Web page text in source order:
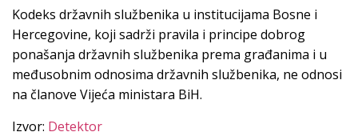
Kodeks državnih službenika u institucijama Bosne i
Hercegovine, koji sadrži pravila i principe dobrog
ponašanja državnih službenika prema građanima i u
međusobnim odnosima državnih službenika, ne odnosi
na članove Vijeća ministara BiH.
Izvor: Detektor